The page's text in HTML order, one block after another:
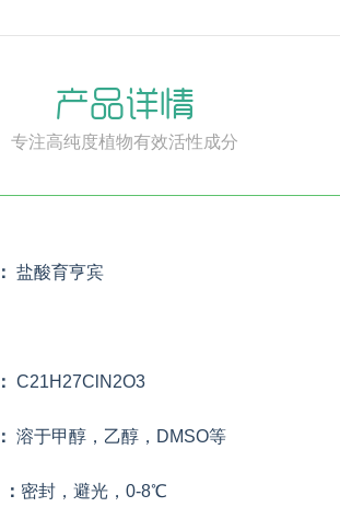
产品详情
专注高纯度植物有效活性成分
盐酸育亨宾
C21H27ClN2O3
溶于甲醇，乙醇，DMSO等
密封，避光，0-8℃